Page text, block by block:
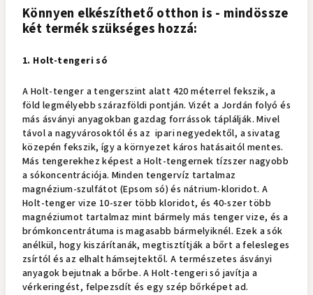
Könnyen elkészíthető otthon is - mindössze
két termék szükséges hozzá:
1. Holt-tengeri só
A Holt-tenger a tengerszint alatt 420 méterrel fekszik, a
föld legmélyebb szárazföldi pontján. Vizét a Jordán folyó és
más ásványi anyagokban gazdag forrássok táplálják. Mivel
távol a nagyvárosoktól és az ipari negyedektől, a sivatag
közepén fekszik, így a környezet káros hatásaitól mentes.
Más tengerekhez képest a Holt-tengernek tízszer nagyobb
a sókoncentrációja. Minden tengervíz tartalmaz
magnézium-szulfátot (Epsom só) és nátrium-kloridot. A
Holt-tenger vize 10-szer több kloridot, és 40-szer több
magnéziumot tartalmaz mint bármely más tenger vize, és a
brómkoncentrátuma is magasabb bármelyiknél. Ezek a sók
anélkül, hogy kiszárítanák, megtisztítják a bőrt a felesleges
zsírtól és az elhalt hámsejtektől. A természetes ásványi
anyagok bejutnak a bőrbe. A Holt-tengeri só javítja a
vérkeringést, felpezsdít és egy szép bőrképet ad.